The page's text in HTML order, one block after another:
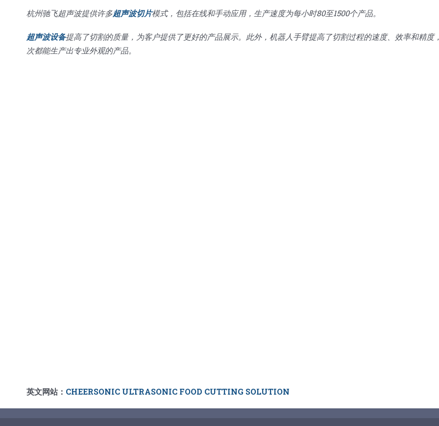
杭州驰飞超声波提供许多超声波切片模式，包括在线和手动应用，生产速度为每小时80至1500个产品。
超声波设备提高了切割的质量，为客户提供了更好的产品展示。此外，机器人手臂提高了切割过程的速度、效率和精度
次都能生产出专业外观的产品。
英文网站： CHEERSONIC ULTRASONIC FOOD CUTTING SOLUTION